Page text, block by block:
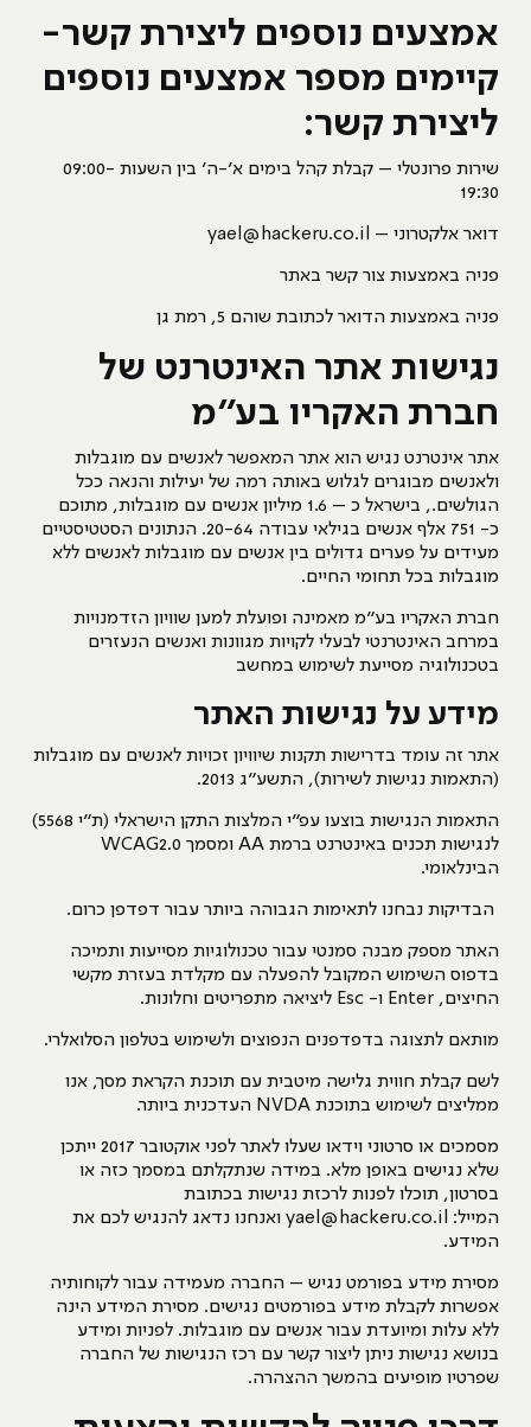
אמצעים נוספים ליצירת קשר-
קיימים מספר אמצעים נוספים
ליצירת קשר:
שירות פרונטלי – קבלת קהל בימים א’-ה’ בין השעות 09:00-
19:30
דואר אלקטרוני – yael@hackeru.co.il
פניה באמצעות צור קשר באתר
פניה באמצעות הדואר לכתובת שוהם 5, רמת גן
נגישות אתר האינטרנט של
חברת האקריו בע”מ
אתר אינטרנט נגיש הוא אתר המאפשר לאנשים עם מוגבלות
ולאנשים מבוגרים לגלוש באותה רמה של יעילות והנאה ככל
הגולשים., בישראל כ – 1.6 מיליון אנשים עם מוגבלות, מתוכם
כ- 751 אלף אנשים בגילאי עבודה 20-64. הנתונים הסטטיסטיים
מעידים על פערים גדולים בין אנשים עם מוגבלות לאנשים ללא
מוגבלות בכל תחומי החיים.
חברת האקריו בע”מ מאמינה ופועלת למען שוויון הזדמנויות
במרחב האינטרנטי לבעלי לקויות מגוונות ואנשים הנעזרים
בטכנולוגיה מסייעת לשימוש במחשב
מידע על נגישות האתר
אתר זה עומד בדרישות תקנות שיוויון זכויות לאנשים עם מוגבלות
(התאמות נגישות לשירות), התשע”ג 2013.
התאמות הנגישות בוצעו עפ”י המלצות התקן הישראלי (ת”י 5568)
לנגישות תכנים באינטרנט ברמת AA ומסמך WCAG2.0
הבינלאומי.
הבדיקות נבחנו לתאימות הגבוהה ביותר עבור דפדפן כרום.
האתר מספק מבנה סמנטי עבור טכנולוגיות מסייעות ותמיכה
בדפוס השימוש המקובל להפעלה עם מקלדת בעזרת מקשי
החיצים, Enter ו- Esc ליציאה מתפריטים וחלונות.
מותאם לתצוגה בדפדפנים הנפוצים ולשימוש בטלפון הסלואלרי.
לשם קבלת חווית גלישה מיטבית עם תוכנת הקראת מסך, אנו
ממליצים לשימוש בתוכנת NVDA העדכנית ביותר.
מסמכים או סרטוני וידאו שעלו לאתר לפני אוקטובר 2017 ייתכן
שלא נגישים באופן מלא. במידה שנתקלתם במסמך כזה או
בסרטון, תוכלו לפנות לרכזת נגישות בכתובת
המייל: yael@hackeru.co.ilואנחנו נדאג להנגיש לכם את
המידע.
מסירת מידע בפורמט נגיש – החברה מעמידה עבור לקוחותיה
אפשרות לקבלת מידע בפורמטים נגישים. מסירת המידע הינה
ללא עלות ומיועדת עבור אנשים עם מוגבלות. לפניות ומידע
בנושא נגישות ניתן ליצור קשר עם רכז הנגישות של החברה
שפרטיו מופיעים בהמשך ההצהרה.